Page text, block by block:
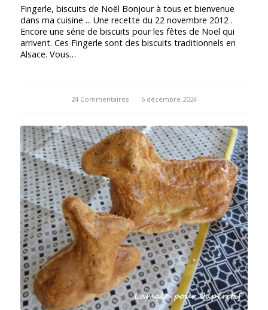
Fingerle, biscuits de Noël Bonjour à tous et bienvenue
dans ma cuisine ... Une recette du 22 novembre 2012 .
Encore une série de biscuits pour les fêtes de Noël qui
arrivent. Ces Fingerle sont des biscuits traditionnels en
Alsace. Vous…
24 Commentaires
/ 6 décembre 2024